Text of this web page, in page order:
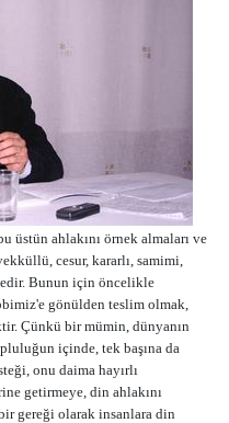
üstün ahlakını örnek almaları ve
cesur, kararlı, samimi,
Bunun için öncelikle
gönülden teslim olmak,
Çünkü bir mümin, dünyanın
içinde, tek başına da
onu daima hayırlı
getirmeye, din ahlakını
gereği olarak insanlara din